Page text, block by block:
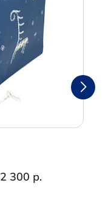
2 300 р.